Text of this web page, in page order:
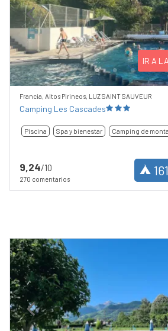
Previous
IR A
Francia, Altos Pirineos, LUZ SAINT SAUVEUR
Camping Les Cascades
Piscina Spa y bienestar Camping de
9,24/10
270 comentarios
Previous